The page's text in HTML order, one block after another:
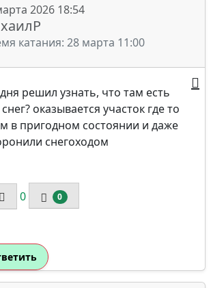
2026 18:54
катания: 28 марта 11:00
решил узнать, что там есть
оказывается участок где то
в пригодном состоянии и даже
снегоходом
0 0